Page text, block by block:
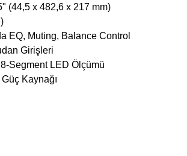
(44,5 x 482,6 x 217 mm)
EQ, Muting, Balance Control
Girişleri
Segment LED Ölçümü
Kaynağı